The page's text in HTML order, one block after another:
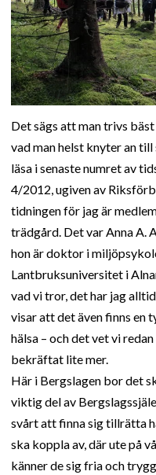
Det sägs att man trivs
vad man helst knyter an
läsa i senaste numret av
4/2012, ugiven av
tidningen för jag är
trädgård. Det var Anna A.
hon är doktor i
Lantbruksuniversitet i
vad vi tror, det har jag
visar att det även finns en
hälsa – och det vet vi
bekräftat lite mer.
Här i Bergslagen bor det
viktig del av
svårt att finna sig tillrätta
ska koppla av, där ute på
känner de sig fria och